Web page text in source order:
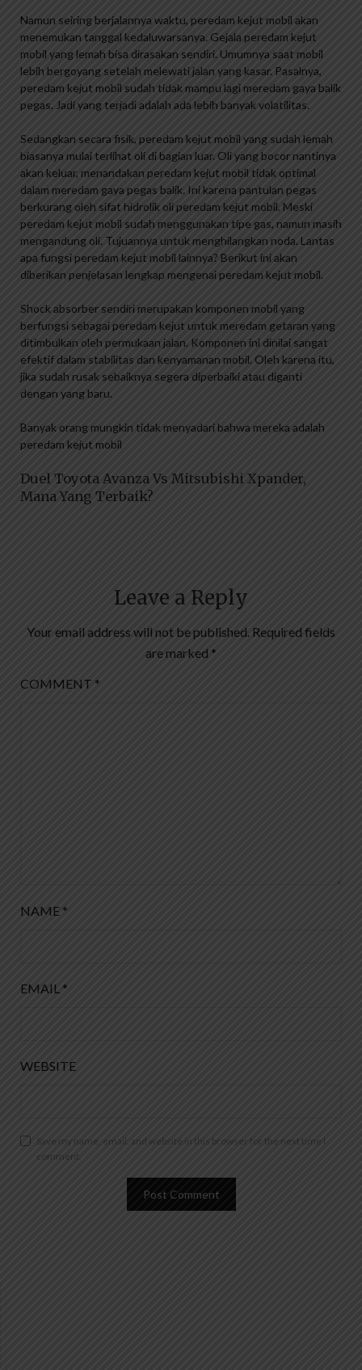
Namun seiring berjalannya waktu, peredam kejut mobil akan
menemukan tanggal kedaluwarsanya. Gejala peredam kejut
mobil yang lemah bisa dirasakan sendiri. Umumnya saat mobil
lebih bergoyang setelah melewati jalan yang kasar. Pasalnya,
peredam kejut mobil sudah tidak mampu lagi meredam gaya balik
pegas. Jadi yang terjadi adalah ada lebih banyak volatilitas.
Sedangkan secara fisik, peredam kejut mobil yang sudah lemah
biasanya mulai terlihat oli di bagian luar. Oli yang bocor nantinya
akan keluar, menandakan peredam kejut mobil tidak optimal
dalam meredam gaya pegas balik. Ini karena pantulan pegas
berkurang oleh sifat hidrolik oli peredam kejut mobil. Meski
peredam kejut mobil sudah menggunakan tipe gas, namun masih
mengandung oli. Tujuannya untuk menghilangkan noda. Lantas
apa fungsi peredam kejut mobil lainnya? Berikut ini akan
diberikan penjelasan lengkap mengenai peredam kejut mobil.
Shock absorber sendiri merupakan komponen mobil yang
berfungsi sebagai peredam kejut untuk meredam getaran yang
ditimbulkan oleh permukaan jalan. Komponen ini dinilai sangat
efektif dalam stabilitas dan kenyamanan mobil. Oleh karena itu,
jika sudah rusak sebaiknya segera diperbaiki atau diganti
dengan yang baru.
Banyak orang mungkin tidak menyadari bahwa mereka adalah
peredam kejut mobil
Duel Toyota Avanza Vs Mitsubishi Xpander,
Mana Yang Terbaik?
Leave a Reply
Your email address will not be published. Required fields
are marked *
COMMENT *
NAME *
EMAIL *
WEBSITE
Save my name, email, and website in this browser for the next time I
comment.